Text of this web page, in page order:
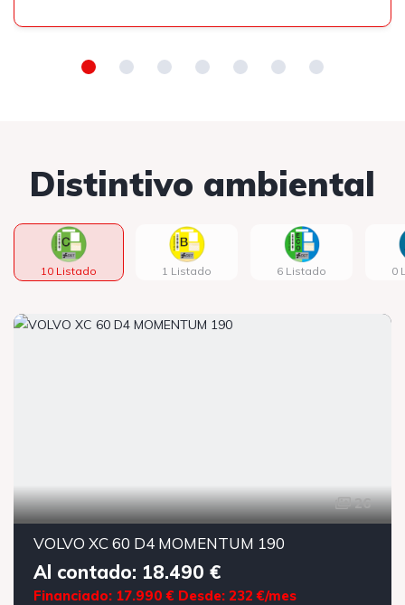
Distintivo ambiental
10 Listado 1 Listado 6 Listado 0
26
VOLVO XC 60 D4 MOMENTUM 190
Al contado: 18.490 €
Financiado: 17.990 € Desde: 232 €/mes